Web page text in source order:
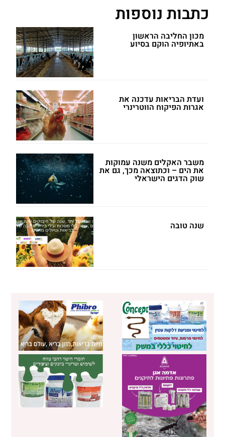
כתבות נוספות
מכון החליבה הראשון
באתיופיה הוקם בסיוע
ועדת הבריאות עדכנה את
אגרות הפיקוח הווטרינרי
משבר האקלים משנה עמוקות
את הים – וכתוצאה מכך, גם את
שוק הדגים הישראלי
שנה טובה